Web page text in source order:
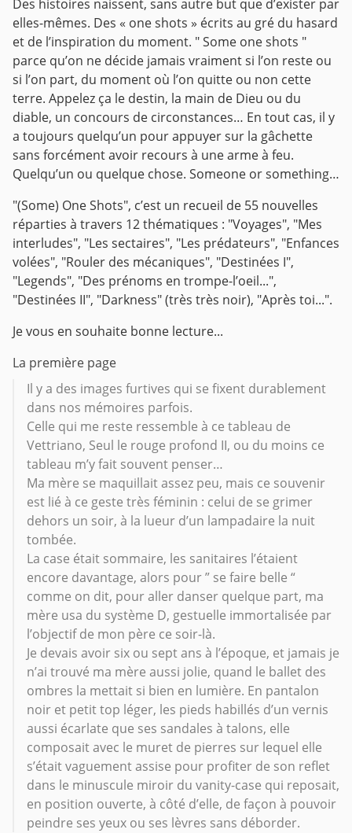
Des histoires naissent, sans autre but que d’exister par
elles-mêmes. Des « one shots » écrits au gré du hasard
et de l’inspiration du moment. " Some one shots "
parce qu’on ne décide jamais vraiment si l’on reste ou
si l’on part, du moment où l’on quitte ou non cette
terre. Appelez ça le destin, la main de Dieu ou du
diable, un concours de circonstances… En tout cas, il y
a toujours quelqu’un pour appuyer sur la gâchette
sans forcément avoir recours à une arme à feu.
Quelqu’un ou quelque chose. Someone or something…
"(Some) One Shots", c’est un recueil de 55 nouvelles
réparties à travers 12 thématiques : "Voyages", "Mes
interludes", "Les sectaires", "Les prédateurs", "Enfances
volées", "Rouler des mécaniques", "Destinées I",
"Legends", "Des prénoms en trompe-l’oeil...",
"Destinées II", "Darkness" (très très noir), "Après toi...".
Je vous en souhaite bonne lecture...
La première page
Il y a des images furtives qui se fixent durablement
dans nos mémoires parfois.
Celle qui me reste ressemble à ce tableau de
Vettriano, Seul le rouge profond II, ou du moins ce
tableau m’y fait souvent penser…
Ma mère se maquillait assez peu, mais ce souvenir
est lié à ce geste très féminin : celui de se grimer
dehors un soir, à la lueur d’un lampadaire la nuit
tombée.
La case était sommaire, les sanitaires l’étaient
encore davantage, alors pour ” se faire belle “
comme on dit, pour aller danser quelque part, ma
mère usa du système D, gestuelle immortalisée par
l’objectif de mon père ce soir-là.
Je devais avoir six ou sept ans à l’époque, et jamais je
n’ai trouvé ma mère aussi jolie, quand le ballet des
ombres la mettait si bien en lumière. En pantalon
noir et petit top léger, les pieds habillés d’un vernis
aussi écarlate que ses sandales à talons, elle
composait avec le muret de pierres sur lequel elle
s’était vaguement assise pour profiter de son reflet
dans le minuscule miroir du vanity-case qui reposait,
en position ouverte, à côté d’elle, de façon à pouvoir
peindre ses yeux ou ses lèvres sans déborder.